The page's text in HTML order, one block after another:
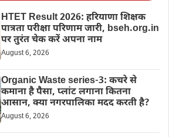
HTET Result 2026: हरियाणा शिक्षक
पात्रता परीक्षा परिणाम जारी, bseh.org.in
पर तुरंत चेक करें अपना नाम
August 6, 2026
Organic Waste series-3: कचरे से
कमाना है पैसा, प्लांट लगाना कितना
आसान, क्या नगरपालिका मदद करती है?
August 6, 2026